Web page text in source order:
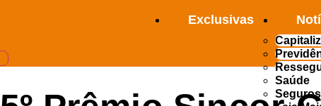
Exclusivas
Saúde
Seguros